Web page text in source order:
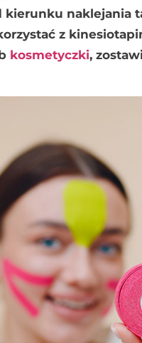
naklejania
z
kosmetyczki,